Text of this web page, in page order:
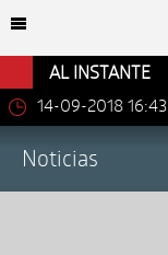
AL INSTANTE
14-09-2018 16:43
Noticias